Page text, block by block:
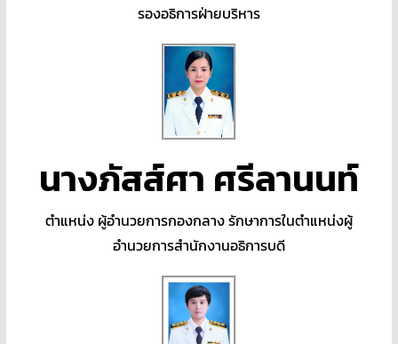
รองอธิการฝ่ายบริหาร
นางภัสส์ศา ศรีลานนท์
ตำแหน่ง ผู้อำนวยการกองกลาง รักษาการในตำแหน่งผู้
อำนวยการสำนักงานอธิการบดี